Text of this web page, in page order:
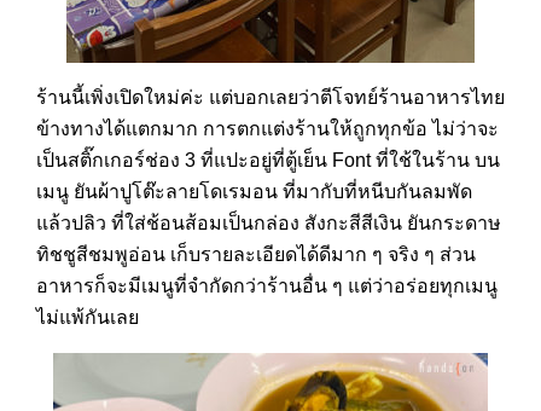
ร้านนี้เพิ่งเปิดใหม่ค่ะ แต่บอกเลยว่าตีโจทย์ร้านอาหารไทย
ข้างทางได้แตกมาก การตกแต่งร้านให้ถูกทุกข้อ ไม่ว่าจะ
เป็นสติ๊กเกอร์ช่อง 3 ที่แปะอยู่ที่ตู้เย็น Font ที่ใช้ในร้าน บน
เมนู ยันผ้าปูโต๊ะลายโดเรมอน ที่มากับที่หนีบกันลมพัด
แล้วปลิว ที่ใส่ช้อนส้อมเป็นกล่อง สังกะสีสีเงิน ยันกระดาษ
ทิชชูสีชมพูอ่อน เก็บรายละเอียดได้ดีมาก ๆ จริง ๆ ส่วน
อาหารก็จะมีเมนูที่จำกัดกว่าร้านอื่น ๆ แต่ว่าอร่อยทุกเมนู
ไม่แพ้กันเลย